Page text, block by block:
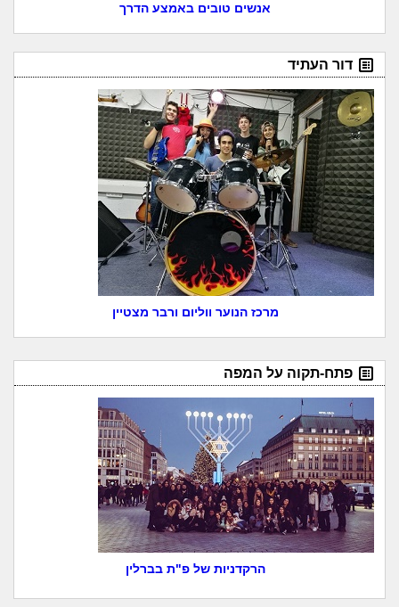
אנשים טובים באמצע הדרך
דור העתיד
מרכז הנוער ווליום ורבר מצטיין
פתח-תקוה על המפה
הרקדניות של פ"ת בברלין